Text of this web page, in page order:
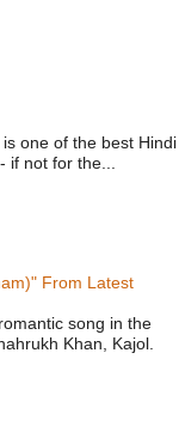
one of the best Hindi
not for the...
From Latest
song in the
Khan, Kajol.